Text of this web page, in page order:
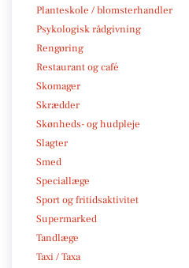
Planteskole / blomsterhandler
Psykologisk rådgivning
Rengøring
Restaurant og café
Skomager
Skrædder
Skønheds- og hudpleje
Slagter
Smed
Speciallæge
Sport og fritidsaktivitet
Supermarked
Tandlæge
Taxi / Taxa